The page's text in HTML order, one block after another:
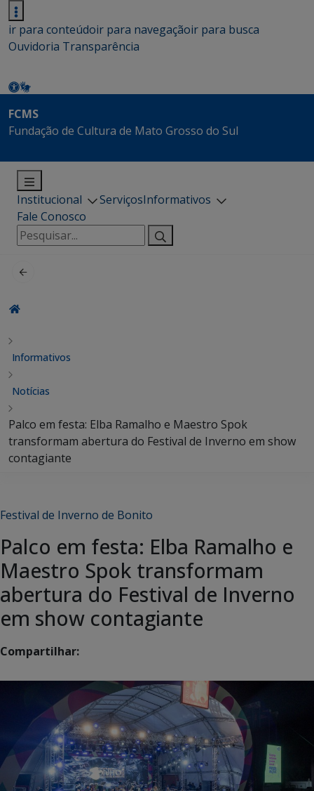
ir para conteúdoir para navegaçãoir para busca
Ouvidoria Transparência
FCMS
Fundação de Cultura de Mato Grosso do Sul
Institucional ServiçosInformativos
Fale Conosco
Pesquisar
por:
Informativos
Notícias
Palco em festa: Elba Ramalho e Maestro Spok
transformam abertura do Festival de Inverno em show
contagiante
Festival de Inverno de Bonito
Palco em festa: Elba Ramalho e
Maestro Spok transformam
abertura do Festival de Inverno
em show contagiante
Compartilhar: